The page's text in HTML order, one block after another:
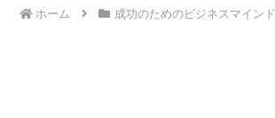
ホーム 成功のためのビジネスマインド